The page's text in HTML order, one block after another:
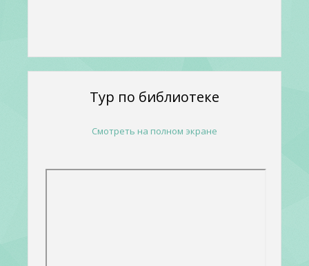
Тур по библиотеке
Смотреть на полном экране